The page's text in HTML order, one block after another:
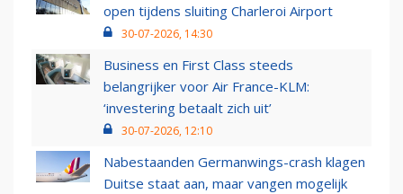
open tijdens sluiting Charleroi Airport
30-07-2026, 14:30
Business en First Class steeds
belangrijker voor Air France-KLM:
‘investering betaalt zich uit’
30-07-2026, 12:10
Nabestaanden Germanwings-crash klagen
Duitse staat aan, maar vangen mogelijk